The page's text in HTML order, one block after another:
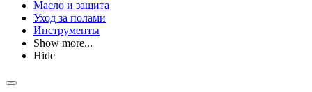
Масло и защита
Уход за полами
Инструменты
Show more...
Hide